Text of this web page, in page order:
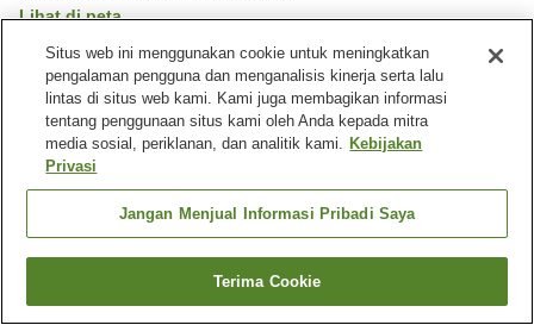
Lihat di peta
Luar biasa Ulasan:350
Fasilitas properti
Tempat parkir
Makan pribadi
Bar
Beranda Jepang Gunma
Kota Kusatsu
Kusatsu Onsen Naraya
Cari kamar
Situs web ini menggunakan cookie untuk meningkatkan
pengalaman pengguna dan menganalisis kinerja serta lalu
lintas di situs web kami. Kami juga membagikan informasi
tentang penggunaan situs kami oleh Anda kepada mitra
media sosial, periklanan, dan analitik kami. Kebijakan
Privasi
Jangan Menjual Informasi Pribadi Saya
Terima Cookie